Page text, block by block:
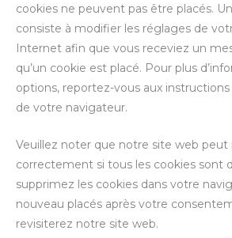
cookies ne peuvent pas être placés.
consiste à modifier les réglages de
Internet afin que vous receviez un
qu’un cookie est placé. Pour plus
options, reportez-vous aux
de votre navigateur.
Veuillez noter que notre site web peut
correctement si tous les cookies sont
supprimez les cookies dans votre
nouveau placés après votre
revisiterez notre site web.